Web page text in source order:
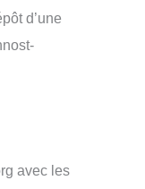
d’une
avec les